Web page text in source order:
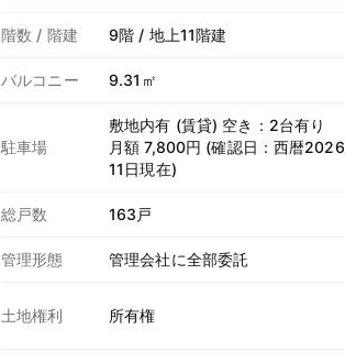
階数 / 階建 9階 / 地上11階建
バルコニー 9.31㎡
駐車場
敷地内有 (賃貸) 空き：2台有り
月額 7,800円 (確認日：西暦
11日現在)
総戸数 163戸
管理形態 管理会社に全部委託
土地権利 所有権